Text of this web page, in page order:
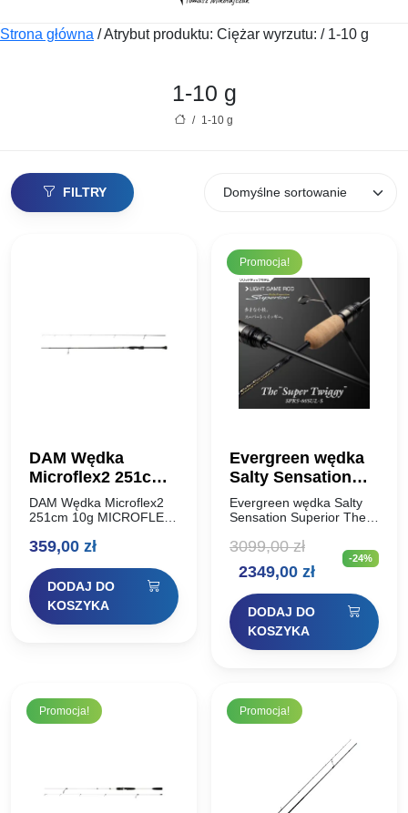
Strona główna /Atrybut produktu: Ciężar wyrzutu: /1-10 g
1-10 g
/ 1-10 g
FILTRY
DAM Wędka
Microflex2 251cm
10g
DAM Wędka Microflex2
251cm 10g MICROFLEX
– wędka superlekka, z
przeznaczona do technik
light i ultralight.
Zachowuje…
359,00 zł
DODAJ DO
KOSZYKA
Promocja!
Evergreen wędka
Salty Sensation
Superior The
Super Twiggy
Evergreen wędka Salty
Sensation Superior The
Ta wędka, której nazwa
„twiggy” oznaczającego
podczas…
3099,00zł
Pierwotna
cena
wynosiła:
3099,00 zł.
2349,00 złAktualna
cena
wynosi:
2349,00 zł.
-24%
DODAJ DO
KOSZYKA
Promocja! Promocja!